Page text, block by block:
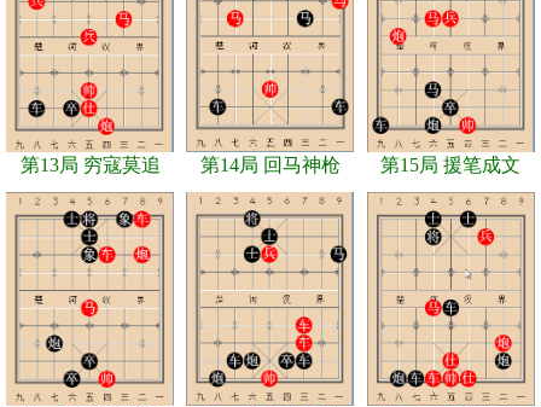
第13局 穷寇莫追 第14局 回马神枪 第15局 援笔成文